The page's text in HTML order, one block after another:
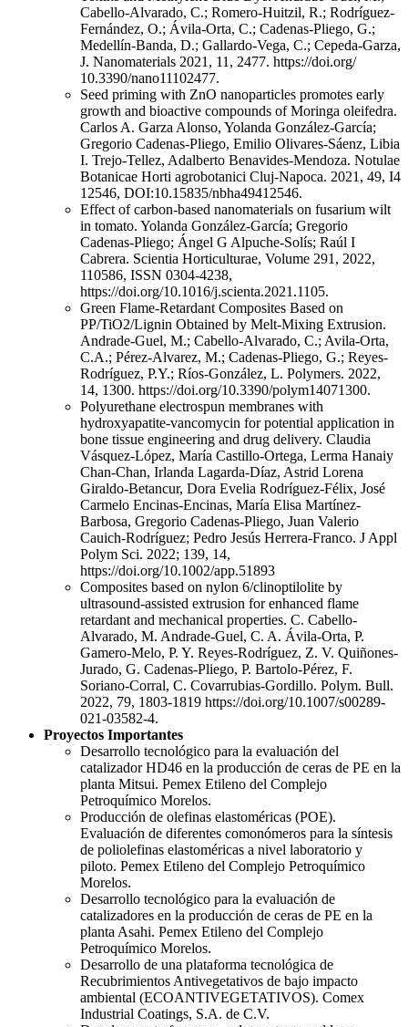
Cabello-Alvarado, C.; Romero-Huitzil, R.; Rodríguez-
Fernández, O.; Ávila-Orta, C.; Cadenas-Pliego, G.;
Medellín-Banda, D.; Gallardo-Vega, C.; Cepeda-Garza,
J. Nanomaterials 2021, 11, 2477. https://doi.org/
10.3390/nano11102477.
Seed priming with ZnO nanoparticles promotes early
growth and bioactive compounds of Moringa oleifedra.
Carlos A. Garza Alonso, Yolanda González-García;
Gregorio Cadenas-Pliego, Emilio Olivares-Sáenz, Libia
I. Trejo-Tellez, Adalberto Benavides-Mendoza. Notulae
Botanicae Horti agrobotanici Cluj-Napoca. 2021, 49, I4
12546, DOI:10.15835/nbha49412546.
Effect of carbon-based nanomaterials on fusarium wilt
in tomato. Yolanda González-García; Gregorio
Cadenas-Pliego; Ángel G Alpuche-Solís; Raúl I
Cabrera. Scientia Horticulturae, Volume 291, 2022,
110586, ISSN 0304-4238,
https://doi.org/10.1016/j.scienta.2021.1105.
Green Flame-Retardant Composites Based on
PP/TiO2/Lignin Obtained by Melt-Mixing Extrusion.
Andrade-Guel, M.; Cabello-Alvarado, C.; Avila-Orta,
C.A.; Pérez-Alvarez, M.; Cadenas-Pliego, G.; Reyes-
Rodríguez, P.Y.; Ríos-González, L. Polymers. 2022,
14, 1300. https://doi.org/10.3390/polym14071300.
Polyurethane electrospun membranes with
hydroxyapatite-vancomycin for potential application in
bone tissue engineering and drug delivery. Claudia
Vásquez-López, María Castillo-Ortega, Lerma Hanaiy
Chan-Chan, Irlanda Lagarda-Díaz, Astrid Lorena
Giraldo-Betancur, Dora Evelia Rodríguez-Félix, José
Carmelo Encinas-Encinas, María Elisa Martínez-
Barbosa, Gregorio Cadenas-Pliego, Juan Valerio
Cauich-Rodríguez; Pedro Jesús Herrera-Franco. J Appl
Polym Sci. 2022; 139, 14,
https://doi.org/10.1002/app.51893
Composites based on nylon 6/clinoptilolite by
ultrasound-assisted extrusion for enhanced flame
retardant and mechanical properties. C. Cabello-
Alvarado, M. Andrade-Guel, C. A. Ávila-Orta, P.
Gamero-Melo, P. Y. Reyes-Rodríguez, Z. V. Quiñones-
Jurado, G. Cadenas-Pliego, P. Bartolo-Pérez, F.
Soriano-Corral, C. Covarrubias-Gordillo. Polym. Bull.
2022, 79, 1803-1819 https://doi.org/10.1007/s00289-
021-03582-4.
Proyectos Importantes
Desarrollo tecnológico para la evaluación del
catalizador HD46 en la producción de ceras de PE en la
planta Mitsui. Pemex Etileno del Complejo
Petroquímico Morelos.
Producción de olefinas elastoméricas (POE).
Evaluación de diferentes comonómeros para la síntesis
de poliolefinas elastoméricas a nivel laboratorio y
piloto. Pemex Etileno del Complejo Petroquímico
Morelos.
Desarrollo tecnológico para la evaluación de
catalizadores en la producción de ceras de PE en la
planta Asahi. Pemex Etileno del Complejo
Petroquímico Morelos.
Desarrollo de una plataforma tecnológica de
Recubrimientos Antivegetativos de bajo impacto
ambiental (ECOANTIVEGETATIVOS). Comex
Industrial Coatings, S.A. de C.V.